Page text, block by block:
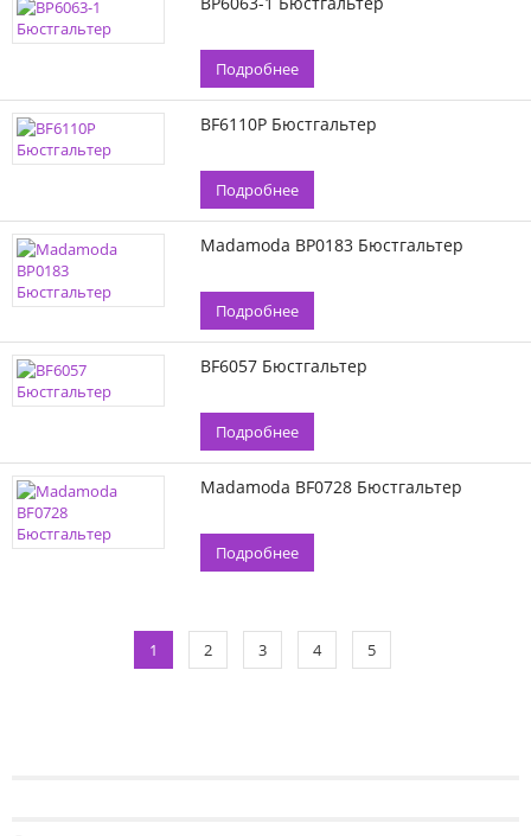
Подробнее
BF6110P Бюстгальтер
Подробнее
Madamoda BP0183 Бюстгальтер
Подробнее
BF6057 Бюстгальтер
Подробнее
Madamoda BF0728 Бюстгальтер
Подробнее
1 2 3 4 5